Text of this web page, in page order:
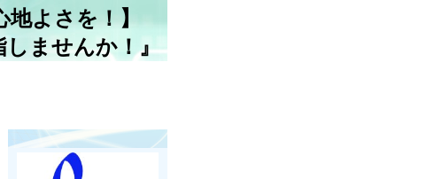
地よさを！】
しませんか！』